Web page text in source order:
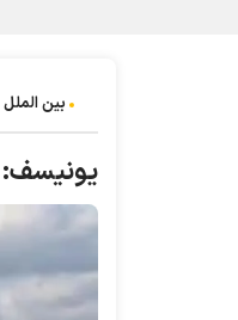
بین الملل
یونیسف: ۶۰۰ هزار کودک در رفح مصدوم، بیمار و دچار سوء تغذیه هستند